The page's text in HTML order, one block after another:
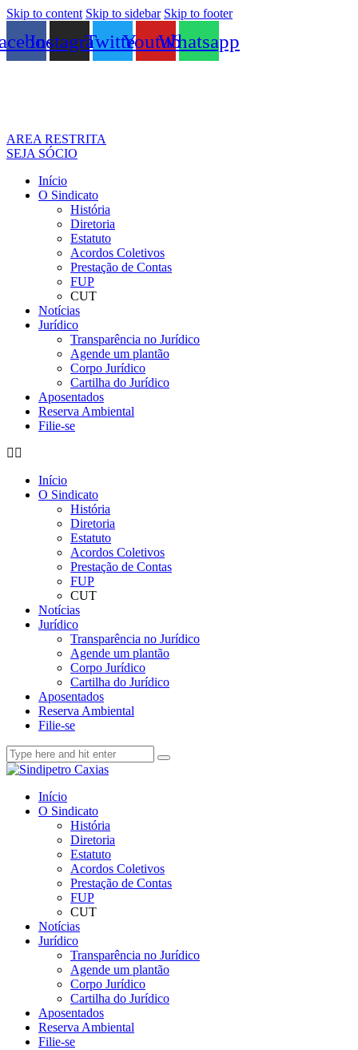
Skip to content Skip to sidebar Skip to footer
InstagramTwitterYoutubeWhatsapp
AREA RESTRITA
SEJA SÓCIO
Início
O Sindicato
História
Diretoria
Estatuto
Acordos Coletivos
Prestação de Contas
FUP
CUT
Notícias
Jurídico
Transparência no Jurídico
Agende um plantão
Corpo Jurídico
Cartilha do Jurídico
Aposentados
Reserva Ambiental
Filie-se
Início
O Sindicato
História
Diretoria
Estatuto
Acordos Coletivos
Prestação de Contas
FUP
CUT
Notícias
Jurídico
Transparência no Jurídico
Agende um plantão
Corpo Jurídico
Cartilha do Jurídico
Aposentados
Reserva Ambiental
Filie-se
Início
O Sindicato
História
Diretoria
Estatuto
Acordos Coletivos
Prestação de Contas
FUP
CUT
Notícias
Jurídico
Transparência no Jurídico
Agende um plantão
Corpo Jurídico
Cartilha do Jurídico
Aposentados
Reserva Ambiental
Filie-se